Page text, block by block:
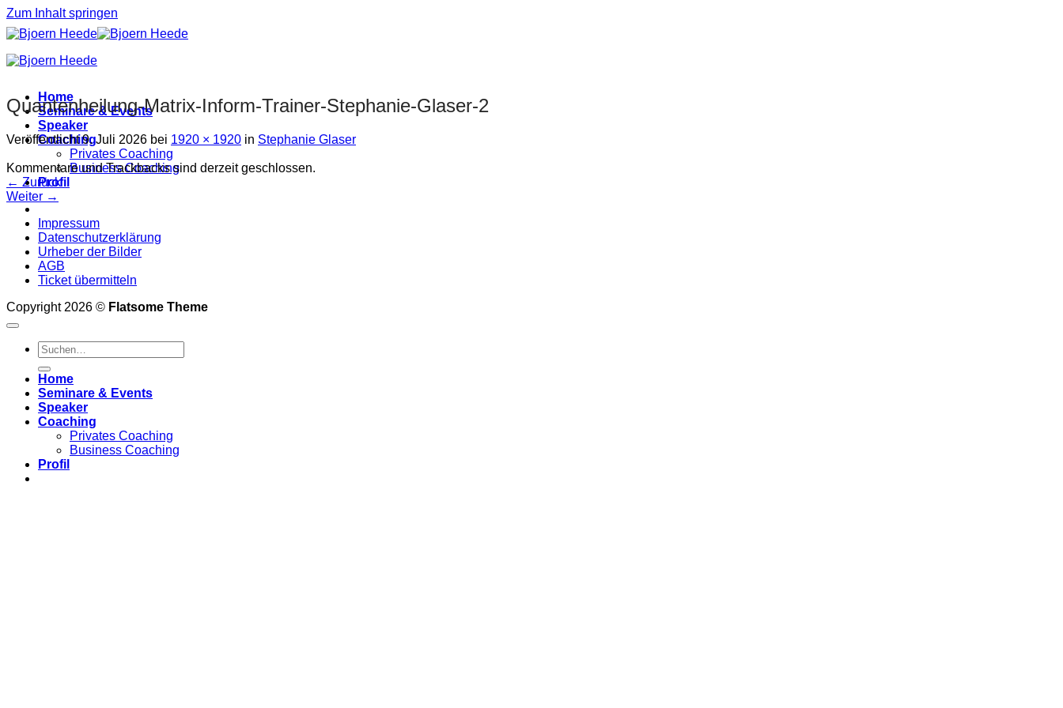
Zum Inhalt springen
Home
Seminare & Events
Speaker
Coaching
Privates Coaching
Business Coaching
Profil
Quantenheilung-Matrix-Inform-Trainer-Stephanie-Glaser-2
Veröffentlicht9. Juli 2026 bei 1920 × 1920 in Stephanie Glaser
Kommentare und Trackbacks sind derzeit geschlossen.
← Zurück
Weiter →
Impressum
Datenschutzerklärung
Urheber der Bilder
AGB
Ticket übermitteln
Copyright 2026 © Flatsome Theme
Home
Seminare & Events
Speaker
Coaching
Privates Coaching
Business Coaching
Profil